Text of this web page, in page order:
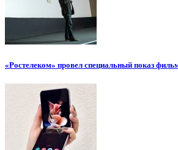
«Ростелеком» провел специальный показ